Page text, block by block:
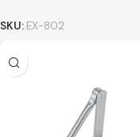
SKU: EX-802